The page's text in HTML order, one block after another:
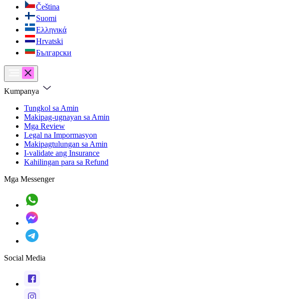
Čeština
Suomi
Ελληνικά
Hrvatski
Български
Kumpanya
Tungkol sa Amin
Makipag-ugnayan sa Amin
Mga Review
Legal na Impormasyon
Makipagtulungan sa Amin
I-validate ang Insurance
Kahilingan para sa Refund
Mga Messenger
Social Media